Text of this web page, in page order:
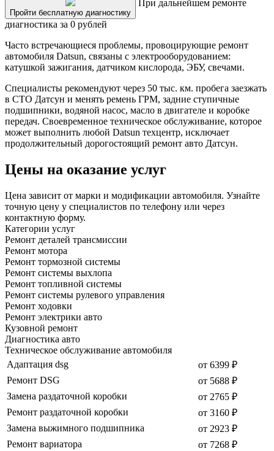
Пройти бесплатную диагностику
При дальнейшем ремонте
диагностика за 0 рублей
Часто встречающиеся проблемы, провоцирующие ремонт
автомобиля Datsun, связаны с электрооборудованием:
катушкой зажигания, датчиком кислорода, ЭБУ, свечами.
Специалисты рекомендуют через 50 тыс. км. пробега заезжать
в СТО Датсун и менять ремень ГРМ, задние ступичные
подшипники, водяной насос, масло в двигателе и коробке
передач. Своевременное техническое обслуживание, которое
может выполнить любой Datsun техцентр, исключает
продолжительный дорогостоящий ремонт авто Датсун.
Цены на оказание услуг
Цена зависит от марки и модификации автомобиля. Узнайте
точную цену у специалистов по телефону или через
контактную форму.
Категории услуг
Ремонт деталей трансмиссии
Ремонт мотора
Ремонт тормозной системы
Ремонт системы выхлопа
Ремонт топливной системы
Ремонт системы рулевого управления
Ремонт ходовки
Ремонт электрики авто
Кузовной ремонт
Диагностика авто
Техническое обслуживание автомобиля
Адаптация dsg
от 6399 ₽
Ремонт DSG
от 5688 ₽
Замена раздаточной коробки
от 2765 ₽
Ремонт раздаточной коробки
от 3160 ₽
Замена выжимного подшипника
от 2923 ₽
Ремонт вариатора
от 7268 ₽